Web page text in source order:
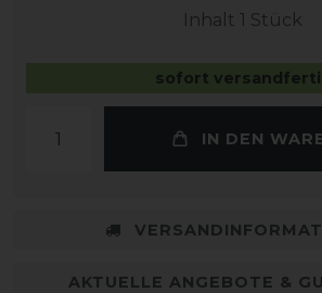
Inhalt 1 Stück
sofort
IN DEN
AKTUELLE ANGEBOTE &